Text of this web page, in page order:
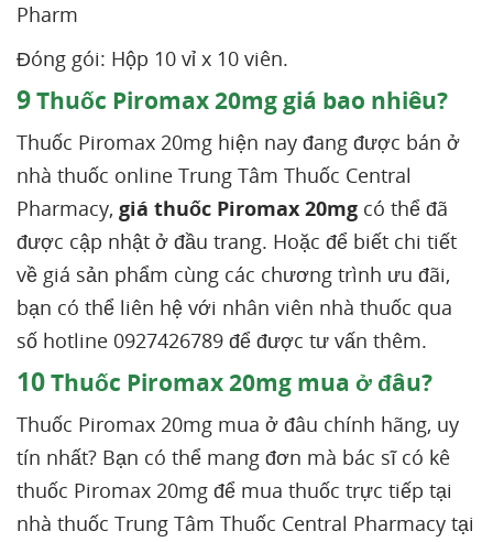
Pharm
Đóng gói: Hộp 10 vỉ x 10 viên.
9Thuốc Piromax 20mg giá bao nhiêu?
Thuốc Piromax 20mg hiện nay đang được bán ở
nhà thuốc online Trung Tâm Thuốc Central
Pharmacy, giá thuốc Piromax 20mg có thể đã
được cập nhật ở đầu trang. Hoặc để biết chi tiết
về giá sản phẩm cùng các chương trình ưu đãi,
bạn có thể liên hệ với nhân viên nhà thuốc qua
số hotline 0927426789 để được tư vấn thêm.
10Thuốc Piromax 20mg mua ở đâu?
Thuốc Piromax 20mg mua ở đâu chính hãng, uy
tín nhất? Bạn có thể mang đơn mà bác sĩ có kê
thuốc Piromax 20mg để mua thuốc trực tiếp tại
nhà thuốc Trung Tâm Thuốc Central Pharmacy tại